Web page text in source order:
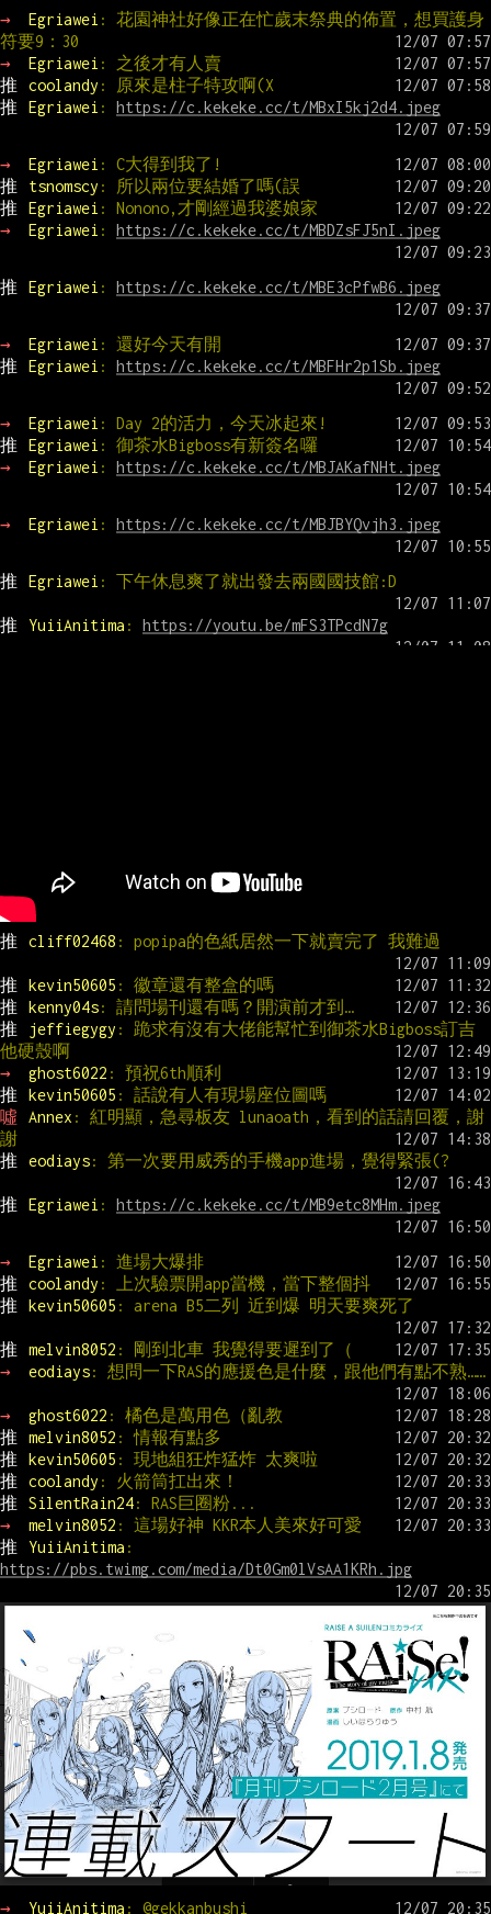
→ Egriawei : 花園神社好像正在忙歲末祭典的佈置，想買護身
符要9：30
→
Egriawei : 之後才有人賣
推
coolandy : 原來是柱子特攻啊(X
推
Egriawei : https://c.kekeke.cc/t/MBxI5kj2d4.jpeg
→ Egriawei : C大得到我了!
推
tsnomscy : 所以兩位要結婚了嗎(誤
推
Egriawei : Nonono,才剛經過我婆娘家
→
Egriawei : https://c.kekeke.cc/t/MBDZsFJ5nI.jpeg
推 Egriawei : https://c.kekeke.cc/t/MBE3cPfwB6.jpeg
→ Egriawei : 還好今天有開
推
Egriawei : https://c.kekeke.cc/t/MBFHr2p1Sb.jpeg
→ Egriawei : Day 2的活力，今天冰起來!
推
Egriawei : 御茶水Bigboss有新簽名囉
→
Egriawei : https://c.kekeke.cc/t/MBJAKafNHt.jpeg
→ Egriawei : https://c.kekeke.cc/t/MBJBYQvjh3.jpeg
推 Egriawei : 下午休息爽了就出發去兩國國技館:D
推 YuiiAnitima : https://youtu.be/mFS3TPcdN7g
推 cliff02468 : popipa的色紙居然一下就賣完了 我難過
推 kevin50605 : 徽章還有整盒的嗎
推
kenny04s: 請問場刊還有嗎？開演前才到…
推
jeffiegygy : 跪求有沒有大佬能幫忙到御茶水Bigboss訂吉
他硬殼啊
→
ghost6022 : 預祝6th順利
推
kevin50605 : 話說有人有現場座位圖嗎
噓
Annex : 紅明顯，急尋板友 lunaoath，看到的話請回覆，謝
謝
推
eodiays: 第一次要用威秀的手機app進場，覺得緊張(?
推 Egriawei : https://c.kekeke.cc/t/MB9etc8MHm.jpeg
→ Egriawei : 進場大爆排
推
coolandy : 上次驗票開app當機，當下整個抖
推
kevin50605 : arena B5二列 近到爆 明天要爽死了
推 melvin8052 : 剛到北車 我覺得要遲到了（
→
eodiays: 想問一下RAS的應援色是什麼，跟他們有點不熟……
→ ghost6022 : 橘色是萬用色（亂教
推
melvin8052 : 情報有點多
推
kevin50605 : 現地組狂炸猛炸 太爽啦
推
coolandy : 火箭筒扛出來！
推
SilentRain24: RAS巨圈粉...
→
melvin8052 : 這場好神 KKR本人美來好可愛
推
YuiiAnitima
https://pbs.twimg.com/media/Dt0Gm0lVsAA1KRh.jpg
→ YuiiAnitima : @gekkanbushi